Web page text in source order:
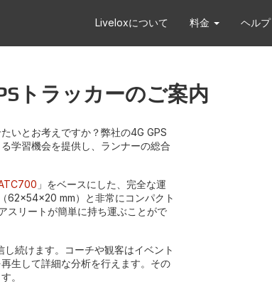
Liveloxについて 料金 ヘルプ
トラッカーのご案内
いとお考えですか？弊社の4G GPS
学習機会を提供し、ランナーの総合
」をベースにした、完全な運
62×54×20 mm）と非常にコンパクト
スリートが簡単に持ち運ぶことがで
続けます。コーチや観客はイベント
生して詳細な分析を行えます。その
。